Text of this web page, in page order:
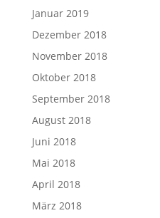
Januar 2019
Dezember 2018
November 2018
Oktober 2018
September 2018
August 2018
Juni 2018
Mai 2018
April 2018
März 2018